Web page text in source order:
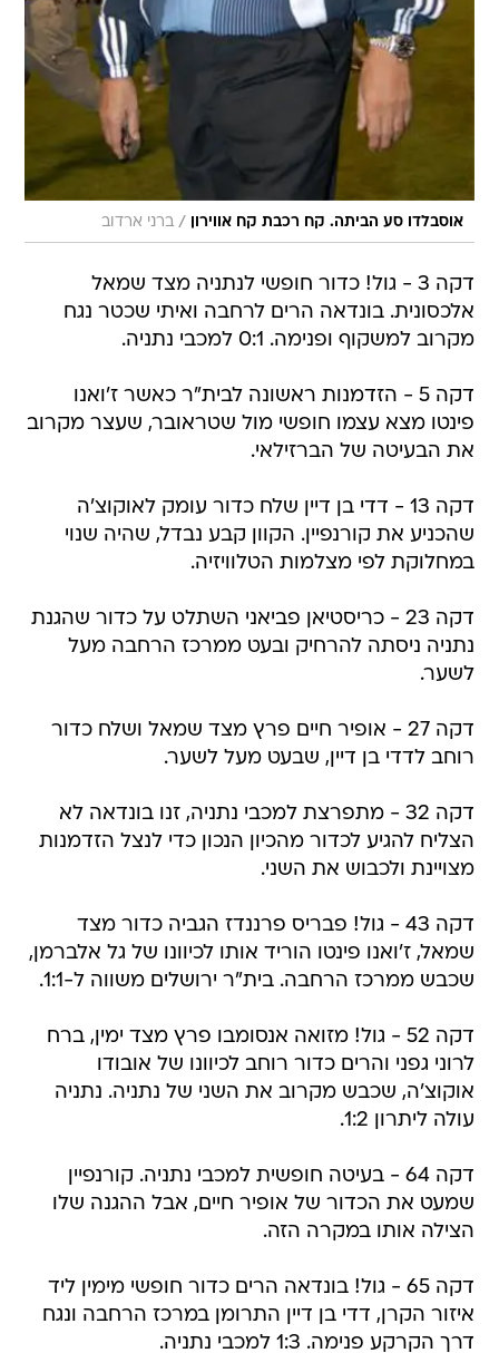
אוסבלדו סע הביתה. קח רכבת קח אווירון / ברני ארדוב
דקה 3 - גול! כדור חופשי לנתניה מצד שמאל
אלכסונית. בונדאה הרים לרחבה ואיתי שכטר נגח
מקרוב למשקוף ופנימה. 0:1 למכבי נתניה.
דקה 5 - הזדמנות ראשונה לבית"ר כאשר ז'ואנו
פינטו מצא עצמו חופשי מול שטראובר, שעצר מקרוב
את הבעיטה של הברזילאי.
דקה 13 - דדי בן דיין שלח כדור עומק לאוקוצ'ה
שהכניע את קורנפיין. הקוון קבע נבדל, שהיה שנוי
במחלוקת לפי מצלמות הטלוויזיה.
דקה 23 - כריסטיאן פביאני השתלט על כדור שהגנת
נתניה ניסתה להרחיק ובעט ממרכז הרחבה מעל
לשער.
דקה 27 - אופיר חיים פרץ מצד שמאל ושלח כדור
רוחב לדדי בן דיין, שבעט מעל לשער.
דקה 32 - מתפרצת למכבי נתניה, זנו בונדאה לא
הצליח להגיע לכדור מהכיון הנכון כדי לנצל הזדמנות
מצויינת ולכבוש את השני.
דקה 43 - גול! פבריס פרננדז הגביה כדור מצד
שמאל, ז'ואנו פינטו הוריד אותו לכיוונו של גל אלברמן,
שכבש ממרכז הרחבה. בית"ר ירושלים משווה ל-1:1.
דקה 52 - גול! מזואה אנסומבו פרץ מצד ימין, ברח
לרוני גפני והרים כדור רוחב לכיוונו של אובודו
אוקוצ'ה, שכבש מקרוב את השני של נתניה. נתניה
עולה ליתרון 1:2.
דקה 64 - בעיטה חופשית למכבי נתניה. קורנפיין
שמעט את הכדור של אופיר חיים, אבל ההגנה שלו
הצילה אותו במקרה הזה.
דקה 65 - גול! בונדאה הרים כדור חופשי מימין ליד
איזור הקרן, דדי בן דיין התרומן במרכז הרחבה ונגח
דרך הקרקע פנימה. 1:3 למכבי נתניה.